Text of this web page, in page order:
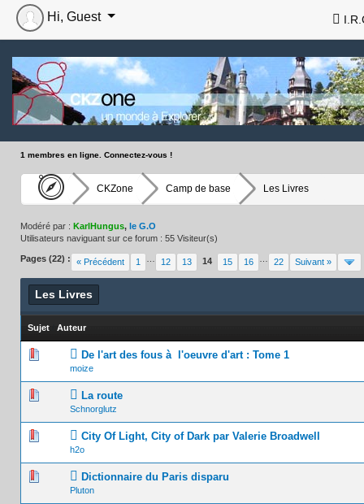
Hi, Guest
1 membres en ligne. Connectez-vous !
CKZone Camp de base Les Livres
Modéré par : KarlHungus, le G.O
Utilisateurs naviguant sur ce forum : 55 Visiteur(s)
Pages (22) : « Précédent 1 12 13 14 15 16 22 Suivant »
Les Livres
Sujet Auteur
De l'art des fous à l'oeuvre d'art : Tome 1
moize
0 Votes - 0 sur 5 en moyenne
12 3 45
La route
Schnorglutz
0 Votes - 0 sur 5 en moyenne
City Of Light, City of Dark par Valerie Broadwell
h2o
0 Votes - 0 sur 5 en moyenne
123 45
Dictionnaire du Paris disparu
Pluton
0 Votes - 0 sur 5 en moyenne
1 2345